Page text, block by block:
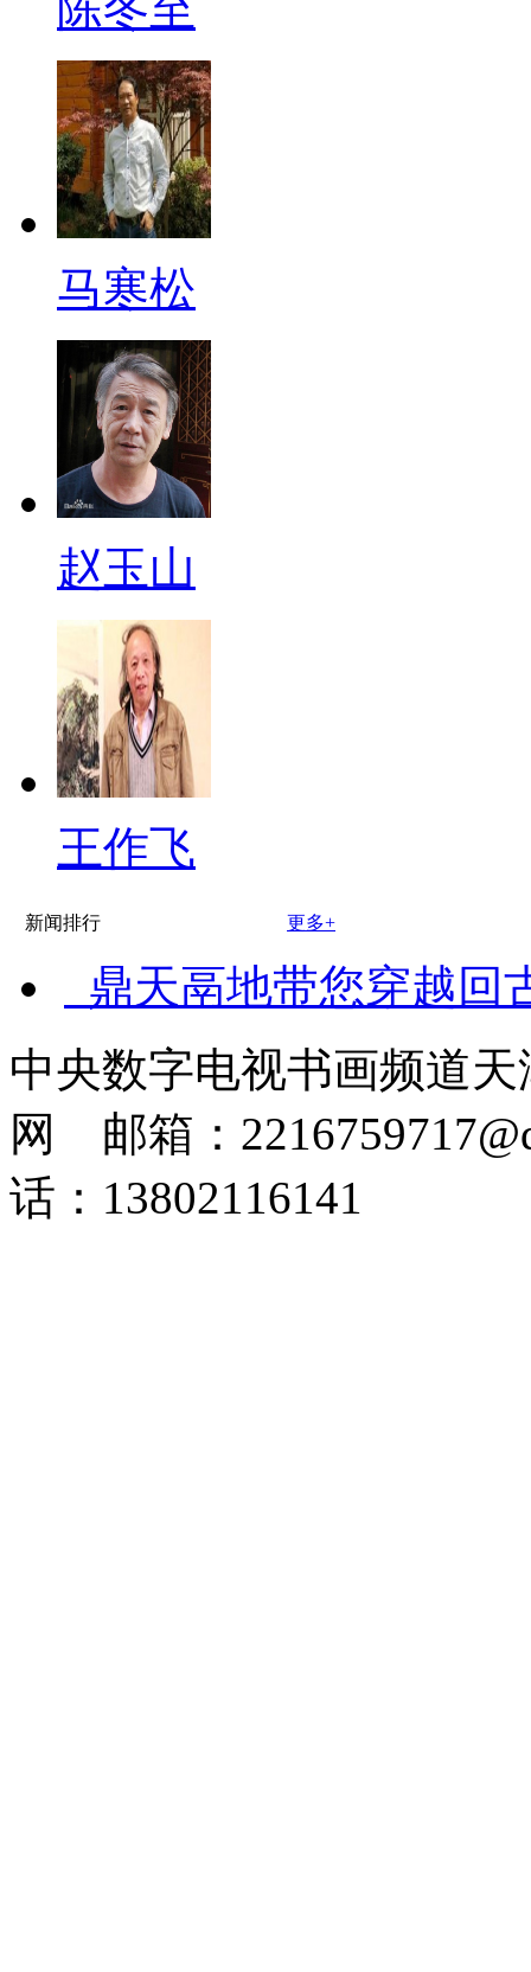
马寒松
赵玉山
王作飞
新闻排行 更多+
鼎天鬲地带您穿越
中央数字电视书画频道
网 邮箱：
话：13802116141